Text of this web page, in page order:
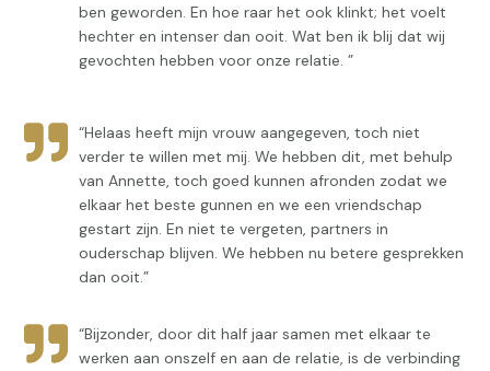
ben geworden. En hoe raar het ook klinkt; het voelt
hechter en intenser dan ooit. Wat ben ik blij dat wij
gevochten hebben voor onze relatie. ”
“Helaas heeft mijn vrouw aangegeven, toch niet
verder te willen met mij. We hebben dit, met behulp
van Annette, toch goed kunnen afronden zodat we
elkaar het beste gunnen en we een vriendschap
gestart zijn. En niet te vergeten, partners in
ouderschap blijven. We hebben nu betere gesprekken
dan ooit.”
“Bijzonder, door dit half jaar samen met elkaar te
werken aan onszelf en aan de relatie, is de verbinding